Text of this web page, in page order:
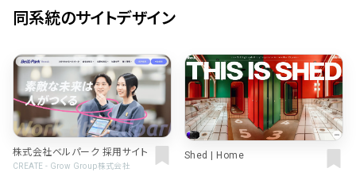
同系統のサイトデザイン
株式会社ベルパーク 採用サイト
CREATE - Grow Group株式会社
Shed | Home